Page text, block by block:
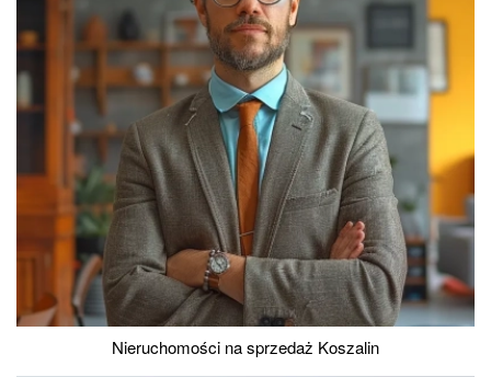
Nieruchomości na sprzedaż Koszalin